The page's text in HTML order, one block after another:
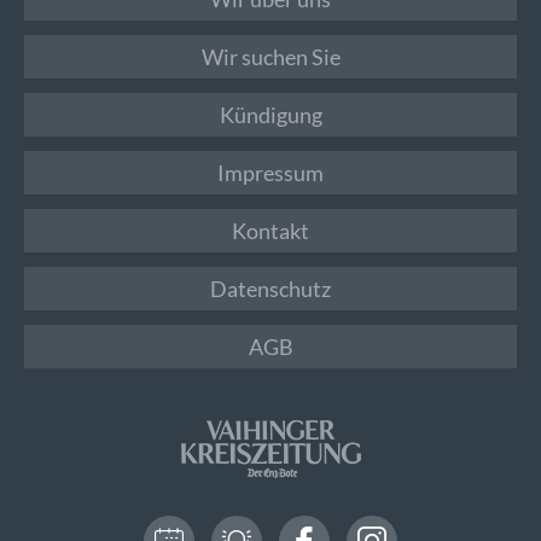
Wir suchen Sie
Kündigung
Impressum
Kontakt
Datenschutz
AGB